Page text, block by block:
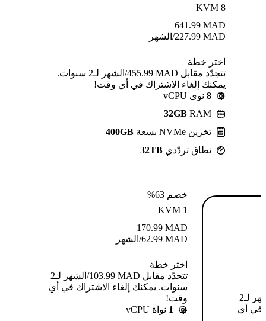
KVM 8
MAD
641.99
MAD
227.99/الشهر
اختر خطة
تتجدّد مقابل MAD ⁦455.99⁩/الشهر لـ2 سنوات.
يمكنك إلغاء الاشتراك في أي وقت!
8 نوى vCPU
32GB RAM
تخزين NVMe بسعة
400GB
نطاق تردّدي 32TB
خصم 63%
KVM 1
MAD
170.99
MAD
62.99/الشهر
اختر خطة
تتجدّد مقابل MAD ⁦103.99⁩/الشهر لـ2
سنوات. يمكنك إلغاء الاشتراك في أي
وقت!
1 نواة vCPU
تتجدّد مقابل MAD ⁦124.99⁩/الشهر لـ2
في أي